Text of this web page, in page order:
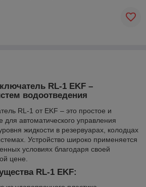
RL-1 EKF –
водоотведения
RL-1 от EKF – это простое и
автоматического управления
жидкости в резервуарах, колодцах
Устройство широко применяется
условиях благодаря своей
цене.
RL-1 EKF: